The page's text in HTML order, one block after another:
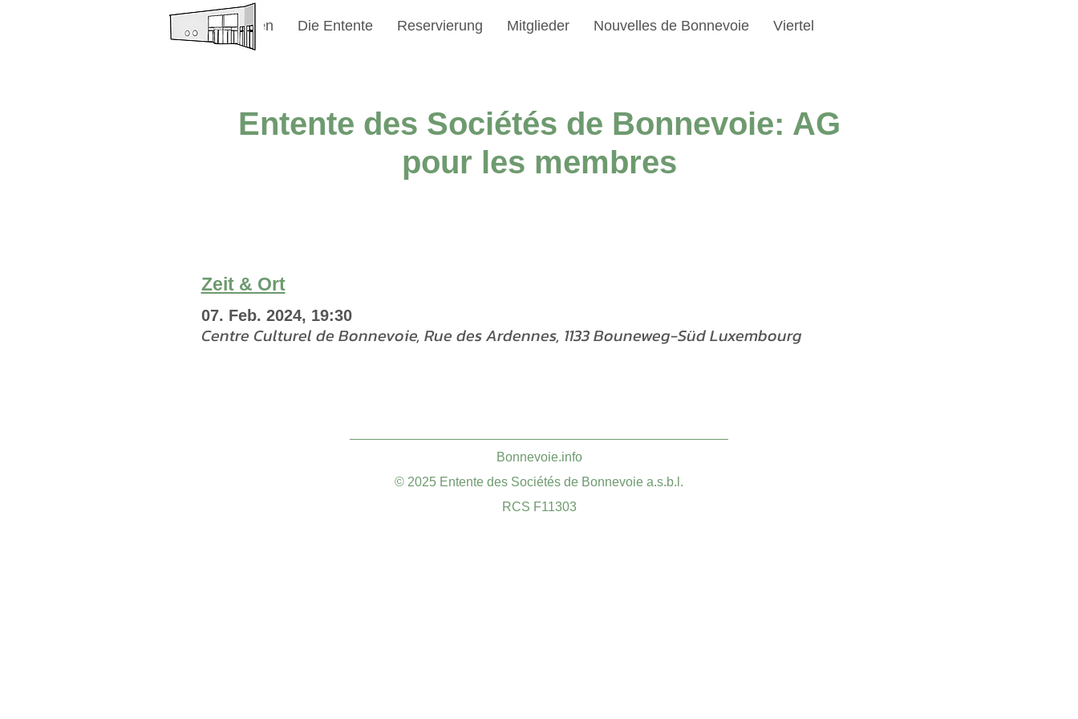
Willkommen Die Entente Reservierung Mitglieder Nouvelles de Bonnevoie Viertel
Entente des Sociétés de Bonnevoie: AG
pour les membres
Zeit & Ort
07. Feb. 2024, 19:30
Centre Culturel de Bonnevoie, Rue des Ardennes, 1133 Bouneweg-Süd Luxembourg
​Bonnevoie.info
© 2025 Entente des Sociétés de Bonnevoie a.s.b.l.
RCS F11303